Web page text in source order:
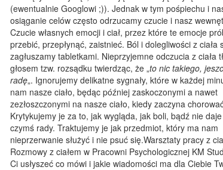
(ewentualnie Googlowi ;)). Jednak w tym pośpiechu i
osiąganie celów często odrzucamy czucie i nasz
Czucie własnych emocji i ciał, przez które te emocje
przebić, przepłynąć, zaistnieć. Ból i dolegliwości z ciała
zagłuszamy tabletkami. Nieprzyjemne odczucia z ciała
głosem tzw. rozsądku twierdząc, że „to nic takiego,
radę„. Ignorujemy delikatne sygnały, które w każdej
nam nasze ciało, będąc później zaskoczonymi a nawet
zezłoszczonymi na nasze ciało, kiedy zaczyna
Krytykujemy je za to, jak wygląda, jak boli, bądź nie
czymś rady. Traktujemy je jak przedmiot, który ma nam
nieprzerwanie służyć i nie psuć się.Warsztaty pracy z
Rozmowy z ciałem w Pracowni Psychologicznej KM
Ci usłyszeć co mówi i jakie wiadomości ma dla Ciebie